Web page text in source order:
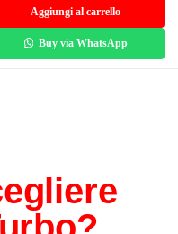
Aggiungi al carrello
Buy via WhatsApp